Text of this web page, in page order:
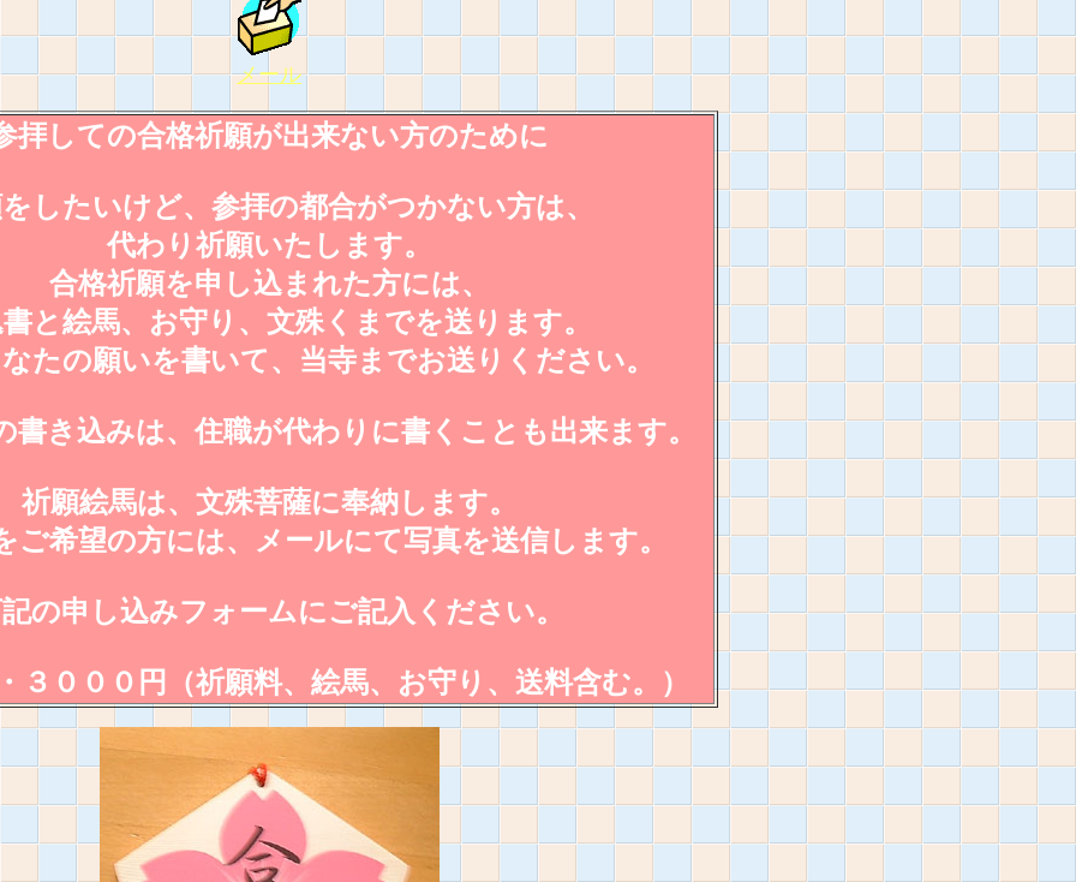
メール
拝しての合格祈願が出来ない方のために
したいけど、参拝の都合がつかない方は、
代わり祈願いたします。
合格祈願を申し込まれた方には、
と絵馬、お守り、文殊くまでを送ります。
たの願いを書いて、当寺までお送りください。
書き込みは、住職が代わりに書くことも出来ます。
祈願絵馬は、文殊菩薩に奉納します。
ご希望の方には、メールにて写真を送信します。
の申し込みフォームにご記入ください。
３０００円（祈願料、絵馬、お守り、送料含む。）